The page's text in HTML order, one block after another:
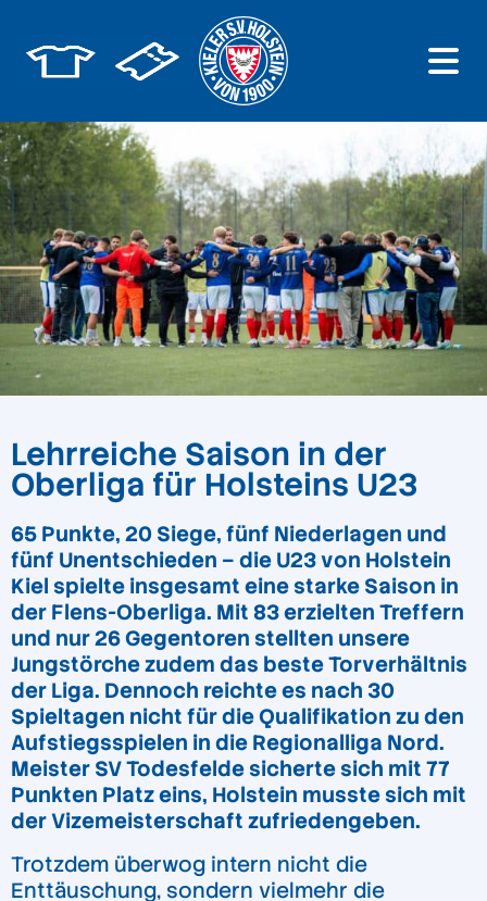
Lehrreiche Saison in der
Oberliga für Holsteins U23
65 Punkte, 20 Siege, fünf Niederlagen und
fünf Unentschieden – die U23 von Holstein
Kiel spielte insgesamt eine starke Saison in
der Flens-Oberliga. Mit 83 erzielten Treffern
und nur 26 Gegentoren stellten unsere
Jungstörche zudem das beste Torverhältnis
der Liga. Dennoch reichte es nach 30
Spieltagen nicht für die Qualifikation zu den
Aufstiegsspielen in die Regionalliga Nord.
Meister SV Todesfelde sicherte sich mit 77
Punkten Platz eins, Holstein musste sich mit
der Vizemeisterschaft zufriedengeben.
Trotzdem überwog intern nicht die
Enttäuschung, sondern vielmehr die